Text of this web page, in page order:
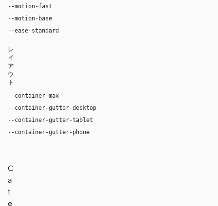
--motion-fast
--motion-base
--ease-standard
レ
イ
ア
ウ
ト
--container-max
--container-gutter-desktop
--container-gutter-tablet
--container-gutter-phone
C
a
t
e